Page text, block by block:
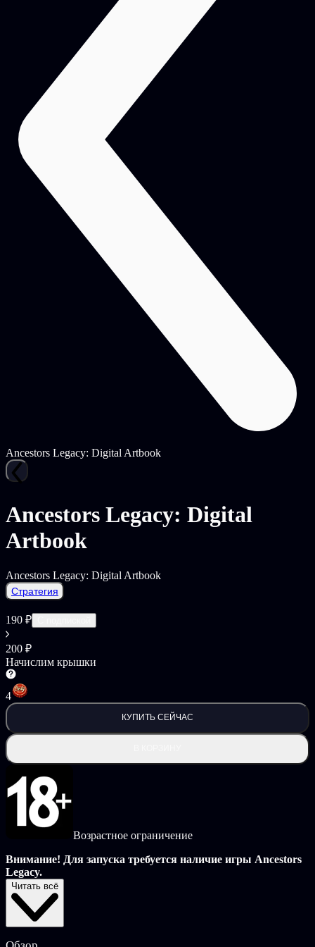
Ancestors Legacy: Digital Artbook
Ancestors Legacy: Digital
Artbook
Ancestors Legacy: Digital Artbook
Стратегия
190 ₽
200 ₽
Начислим крышки
4
КУПИТЬ СЕЙЧАС
Возрастное ограничение
Внимание! Для запуска требуется наличие игры Ancestors
Legacy.
Ancestors Legacy: Digital Arbook содержит цифровой артбук.
Ancestors Legacy – это историческая стратегия в реальном
Читать всё